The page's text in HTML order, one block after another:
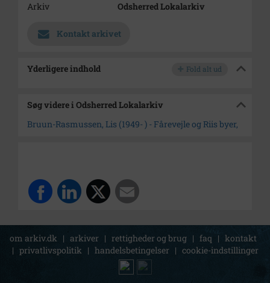
Arkiv
Odsherred Lokalarkiv
Kontakt arkivet
Yderligere indhold Fold alt ud
Søg videre i Odsherred Lokalarkiv
Bruun-Rasmussen, Lis (1949- ) - Fårevejle og Riis byer,
om arkiv.dk | arkiver | rettigheder og brug | faq | kontakt
| privatlivspolitik | handelsbetingelser | cookie-indstillinger